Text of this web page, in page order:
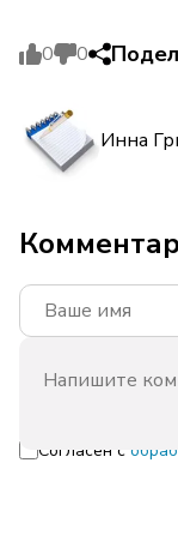
0 0
Инна
Согласен с